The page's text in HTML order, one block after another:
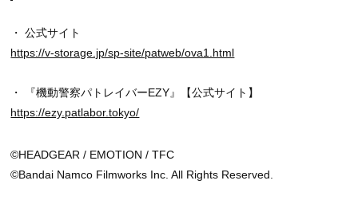
・ 公式サイト
https://v-storage.jp/sp-site/patweb/ova1.html
・ 『機動警察パトレイバーEZY』【公式サイト】
https://ezy.patlabor.tokyo/
©HEADGEAR / EMOTION / TFC
©Bandai Namco Filmworks Inc. All Rights Reserved.